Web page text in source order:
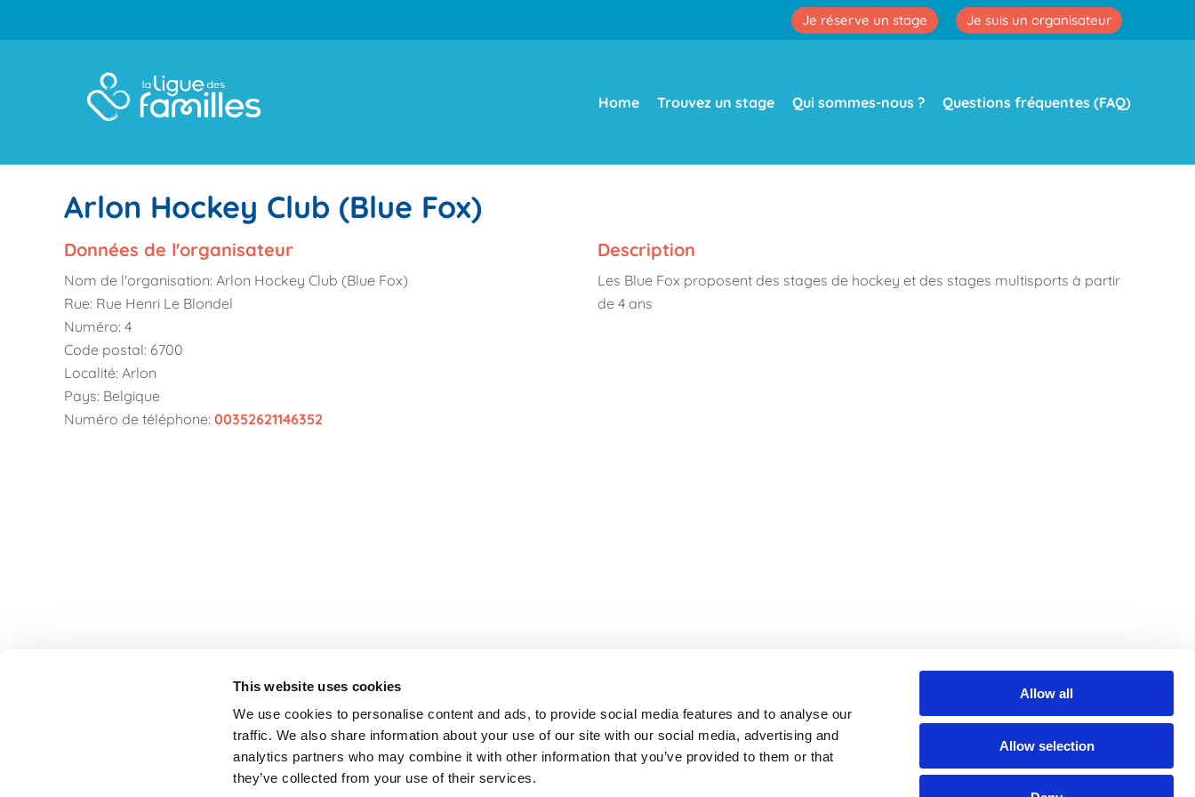
This website uses cookies
We use cookies to personalise content and ads, to provide social media features and to analyse our
traffic. We also share information about your use of our site with our social media, advertising and
analytics partners who may combine it with other information that you’ve provided to them or that
they’ve collected from your use of their services.
Allow all
Allow selection
Je réserve un stage Je suis un organisateur
Home Trouvez un stage Qui sommes-nous ? Questions fréquentes (FAQ)
Arlon Hockey Club (Blue Fox)
Données de l'organisateur
Nom de l'organisation: Arlon Hockey Club (Blue Fox)
Rue: Rue Henri Le Blondel
Numéro: 4
Code postal: 6700
Localité: Arlon
Pays: Belgique
Numéro de téléphone: 00352621146352
Description
Les Blue Fox proposent des stages de hockey et des stages multisports à partir
de 4 ans
, le répertoire de stage
Développé en
collaboration avec Parentia.
Trouvez un stage près de chez vous
Disclaimer